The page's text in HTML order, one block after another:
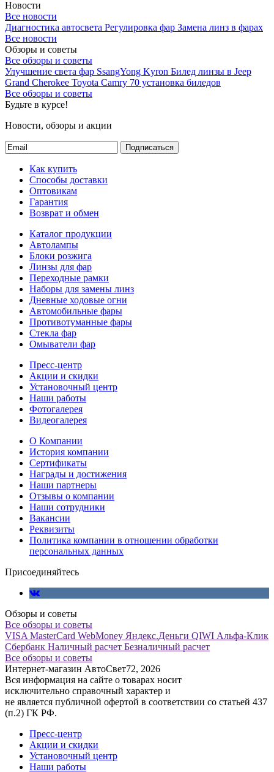
Новости
Все новости
Диагностика автосвета Регулировка фар Замена линз в фарах
Все новости
Обзоры и советы
Все обзоры и советы
Улучшение света фар SsangYong Kyron Билед линзы в Jeep
Grand Cherokee Toyota Camry 70 установка биледов
Все обзоры и советы
Будьте в курсе!
Новости, обзоры и акции
Подписаться
Как купить
Способы доставки
Оптовикам
Гарантия
Возврат и обмен
Каталог продукции
Автолампы
Блоки розжига
Линзы для фар
Переходные рамки
Наборы для замены линз
Дневные ходовые огни
Автомобильные фары
Противотуманные фары
Стекла фар
Омыватели фар
Пресс-центр
Акции и скидки
Установочный центр
Наши работы
Фотогалерея
Видеогалерея
О Компании
История компании
Сертификаты
Награды и достижения
Наши партнеры
Отзывы о компании
Наши сотрудники
Вакансии
Реквизиты
Политика компании в отношении обработки
персональных данных
Присоединяйтесь
Обзоры и советы
Все обзоры и советы
VISA MasterCard WebMoney Яндекс.Деньги QIWI Альфа-Клик
Сбербанк Наличный расчет Безналичный расчет
Все обзоры и советы
Интернет-магазин АвтоСвет72, 2026
Вся информация на сайте о товарах носит
исключительно справочный характер и
не является публичной офертой в соответствии со статьей 437
(п.2) ГК РФ.
Пресс-центр
Акции и скидки
Установочный центр
Наши работы